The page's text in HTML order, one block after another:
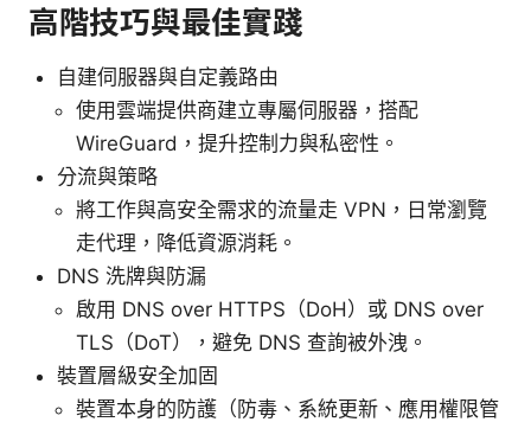
高階技巧與最佳實踐
自建伺服器與自定義路由
使用雲端提供商建立專屬伺服器，搭配
WireGuard，提升控制力與私密性。
分流與策略
將工作與高安全需求的流量走 VPN，日常瀏覽
走代理，降低資源消耗。
DNS 洗牌與防漏
啟用 DNS over HTTPS（DoH）或 DNS over
TLS（DoT），避免 DNS 查詢被外洩。
裝置層級安全加固
裝置本身的防護（防毒、系統更新、應用權限管